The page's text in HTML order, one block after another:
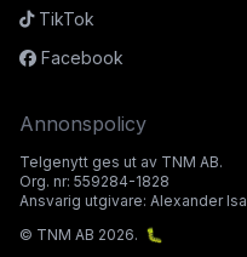
TikTok
Facebook
Annonspolicy
Telgenytt ges ut av TNM AB.
Org. nr: 559284-1828
Ansvarig utgivare: Alexander Isa
© TNM AB 2026. 🐛